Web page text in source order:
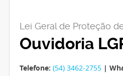
Lei Geral de Proteção
Ouvidoria
Telefone: (54) 3462-2755 |